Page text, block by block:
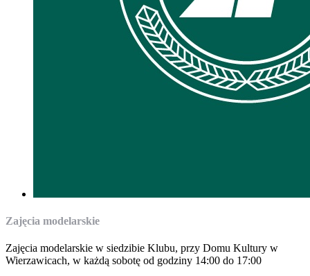
Zajęcia modelarskie
Zajęcia modelarskie w siedzibie Klubu, przy Domu Kultury w
Wierzawicach, w każdą sobotę od godziny 14:00 do 17:00